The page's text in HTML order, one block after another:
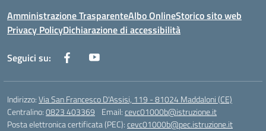
Amministrazione TrasparenteAlbo OnlineStorico sito web
Privacy PolicyDichiarazione di accessibilità
Seguici su:
Indirizzo:Via San Francesco D'Assisi, 119 - 81024 Maddaloni (CE)
Centralino:0823 403369 Email:cevc01000b@istruzione.it
Posta elettronica certificata (PEC):cevc01000b@pec.istruzione.it